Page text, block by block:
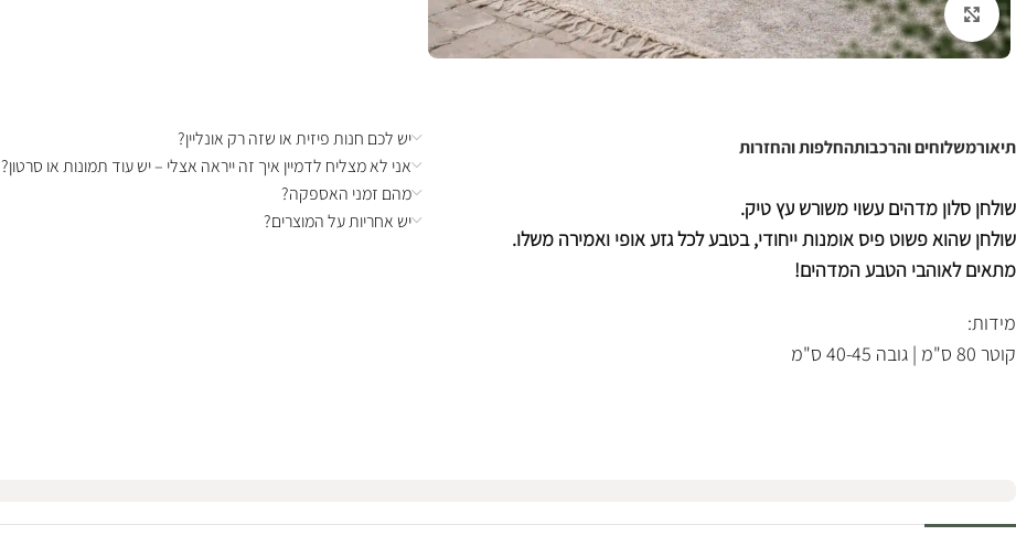
לחצו להגדלה
תיאורמשלוחים והרכבותהחלפות והחזרות
שולחן סלון מדהים עשוי משורש עץ טיק.
שולחן שהוא פשוט פיס אומנות ייחודי, בטבע לכל גזע אופי ואמירה משלו.
מתאים לאוהבי הטבע המדהים!
מידות:
קוטר 80 ס"מ | גובה 40-45 ס"מ
יש לכם חנות פיזית או שזה רק אונליין?
אני לא מצליח לדמיין איך זה ייראה אצלי – יש עוד תמונות או סרטון?
מהם זמני האספקה?
יש אחריות על המוצרים?